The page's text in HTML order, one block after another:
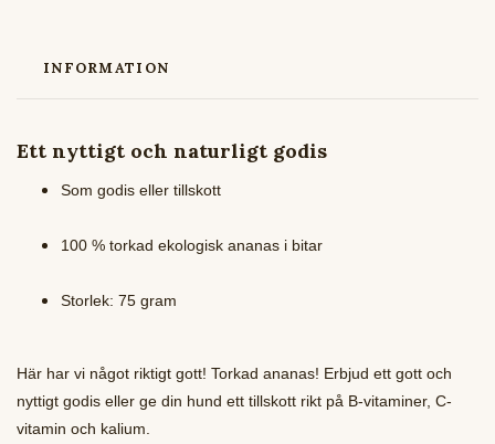
INFORMATION
Ett nyttigt och naturligt godis
Som godis eller tillskott
100 % torkad ekologisk ananas i bitar
Storlek: 75 gram
Här har vi något riktigt gott! Torkad ananas! Erbjud ett gott och
nyttigt godis eller ge din hund ett tillskott rikt på B-vitaminer, C-
vitamin och kalium.